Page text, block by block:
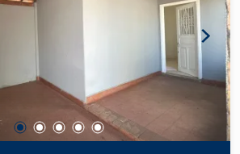
de Piracicaba. Agende sua
oferece uma ótima opção para
sem abrir mão da
estar próximo ao centro da
conhecer pessoalmente essa
pode ser o seu novo lar. Entre